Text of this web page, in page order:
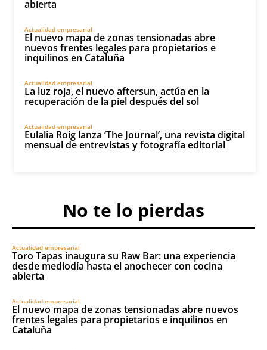
abierta
Actualidad empresarial
El nuevo mapa de zonas tensionadas abre
nuevos frentes legales para propietarios e
inquilinos en Cataluña
Actualidad empresarial
La luz roja, el nuevo aftersun, actúa en la
recuperación de la piel después del sol
Actualidad empresarial
Eulalia Roig lanza ‘The Journal’, una revista digital
mensual de entrevistas y fotografía editorial
No te lo pierdas
Actualidad empresarial
Toro Tapas inaugura su Raw Bar: una experiencia
desde mediodía hasta el anochecer con cocina
abierta
Actualidad empresarial
El nuevo mapa de zonas tensionadas abre nuevos
frentes legales para propietarios e inquilinos en
Cataluña